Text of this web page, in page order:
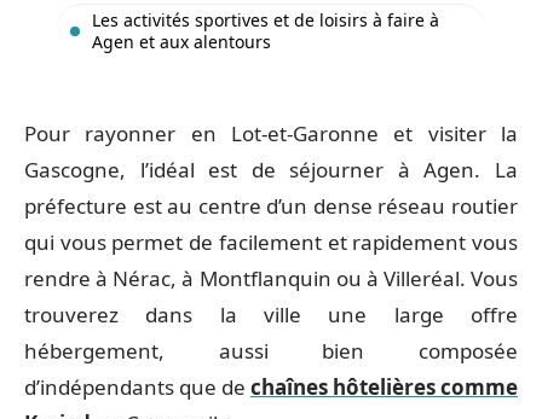
Les activités sportives et de loisirs à faire à
Agen et aux alentours
Pour rayonner en Lot-et-Garonne et visiter la
Gascogne, l’idéal est de séjourner à Agen. La
préfecture est au centre d’un dense réseau routier
qui vous permet de facilement et rapidement vous
rendre à Nérac, à Montflanquin ou à Villeréal. Vous
trouverez dans la ville une large offre
hébergement, aussi bien composée
d’indépendants que de chaînes hôtelières comme